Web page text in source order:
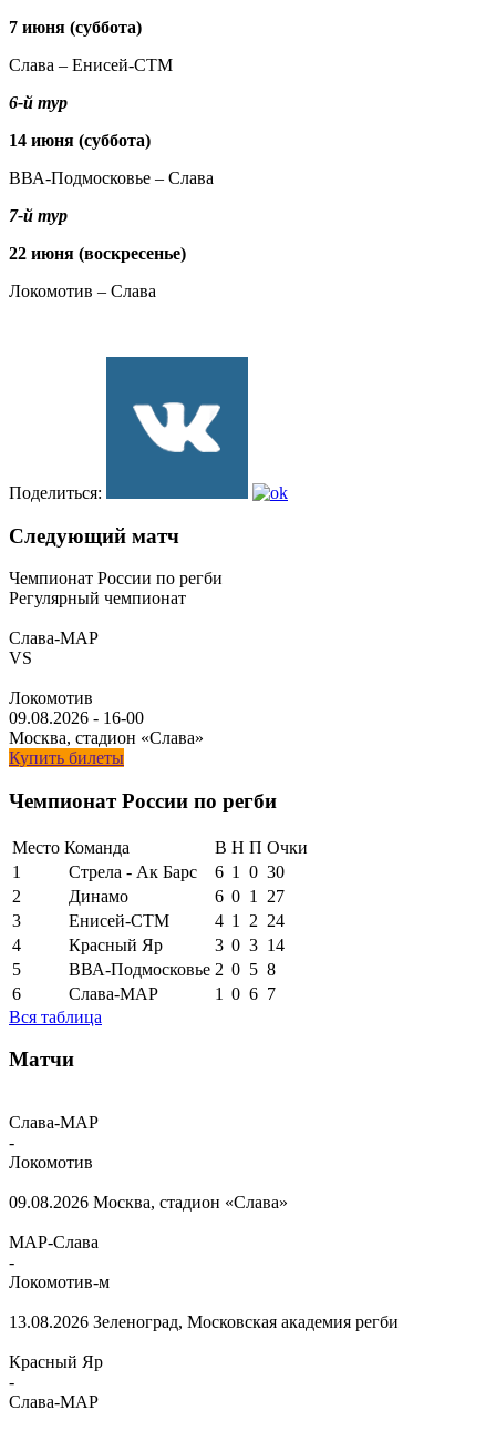
7 июня (суббота)
Слава – Енисей-СТМ
6-й тур
14 июня (суббота)
ВВА-Подмосковье – Слава
7-й тур
22 июня (воскресенье)
Локомотив – Слава
Поделиться:
Следующий матч
Чемпионат России по регби
Регулярный чемпионат
Слава-МАР
VS
Локомотив
09.08.2026 - 16-00
Москва, стадион «Слава»
Купить билеты
Чемпионат России по регби
Место Команда В Н П Очки
1
Стрела - Ак Барс 6 1 0 30
2
Динамо 6 0 1
27
3
Енисей-СТМ 4 1 2 24
4
Красный Яр 3 0 3 14
5
ВВА-Подмосковье 2 0 5 8
6
Слава-МАР 1 0 6 7
Вся таблица
Матчи
Слава-МАР
-
Локомотив
09.08.2026 Москва, стадион «Слава»
МАР-Слава
-
Локомотив-м
13.08.2026 Зеленоград, Московская академия регби
Красный Яр
-
Слава-МАР